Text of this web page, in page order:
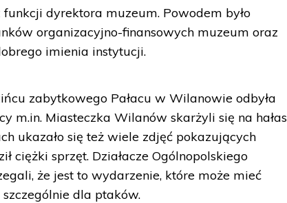
funkcji dyrektora muzeum. Powodem było
organizacyjno-finansowych muzeum oraz
imienia instytucji.
zabytkowego Pałacu w Wilanowie odbyła
m.in. Miasteczka Wilanów skarżyli się na hałas
ukazało się też wiele zdjęć pokazujących
ciężki sprzęt. Działacze Ogólnopolskiego
że jest to wydarzenie, które może mieć
dla ptaków.